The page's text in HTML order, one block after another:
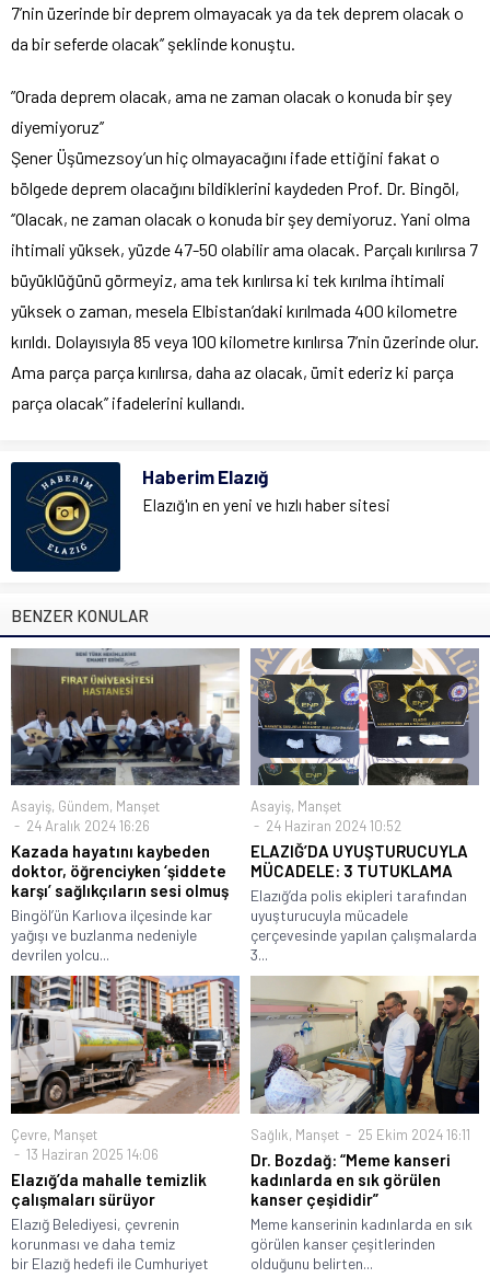
7’nin üzerinde bir deprem olmayacak ya da tek deprem olacak o
da bir seferde olacak’’ şeklinde konuştu.
”Orada deprem olacak, ama ne zaman olacak o konuda bir şey
diyemiyoruz’’
Şener Üşümezsoy’un hiç olmayacağını ifade ettiğini fakat o
bölgede deprem olacağını bildiklerini kaydeden Prof. Dr. Bingöl,
‘’Olacak, ne zaman olacak o konuda bir şey demiyoruz. Yani olma
ihtimali yüksek, yüzde 47-50 olabilir ama olacak. Parçalı kırılırsa 7
büyüklüğünü görmeyiz, ama tek kırılırsa ki tek kırılma ihtimali
yüksek o zaman, mesela Elbistan’daki kırılmada 400 kilometre
kırıldı. Dolayısıyla 85 veya 100 kilometre kırılırsa 7’nin üzerinde olur.
Ama parça parça kırılırsa, daha az olacak, ümit ederiz ki parça
parça olacak’’ ifadelerini kullandı.
Haberim Elazığ
Elazığ'ın en yeni ve hızlı haber sitesi
BENZER KONULAR
Asayiş, Gündem, Manşet
24 Aralık 2024 16:26
Kazada hayatını kaybeden
doktor, öğrenciyken ‘şiddete
karşı’ sağlıkçıların sesi olmuş
Bingöl’ün Karlıova ilçesinde kar
yağışı ve buzlanma nedeniyle
devrilen yolcu...
Asayiş, Manşet
24 Haziran 2024 10:52
ELAZIĞ’DA UYUŞTURUCUYLA
MÜCADELE: 3 TUTUKLAMA
Elazığ’da polis ekipleri tarafından
uyuşturucuyla mücadele
çerçevesinde yapılan çalışmalarda
3...
Çevre, Manşet
13 Haziran 2025 14:06
Elazığ’da mahalle temizlik
çalışmaları sürüyor
Elazığ Belediyesi, çevrenin
korunması ve daha temiz
bir Elazığ hedefi ile Cumhuriyet
Sağlık, Manşet 25 Ekim 2024 16:11
Dr. Bozdağ: “Meme kanseri
kadınlarda en sık görülen
kanser çeşididir”
Meme kanserinin kadınlarda en sık
görülen kanser çeşitlerinden
olduğunu belirten...